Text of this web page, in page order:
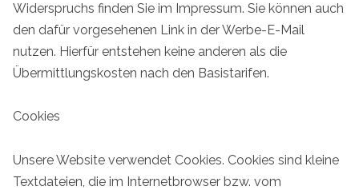
Widerspruchs finden Sie im Impressum. Sie können auch
den dafür vorgesehenen Link in der Werbe-E-Mail
nutzen. Hierfür entstehen keine anderen als die
Übermittlungskosten nach den Basistarifen.
Cookies
Unsere Website verwendet Cookies. Cookies sind kleine
Textdateien, die im Internetbrowser bzw. vom